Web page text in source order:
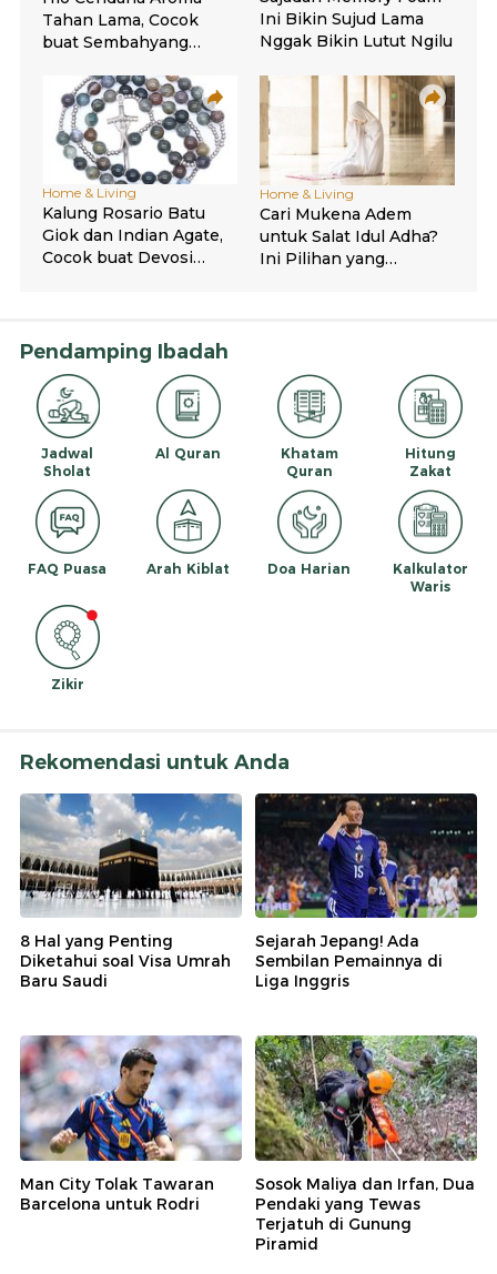
Pendamping Ibadah
Jadwal
Sholat
Al Quran
Khatam
Quran
Hitung
Zakat
FAQ Puasa Arah Kiblat Doa Harian
Kalkulator
Waris
Zikir
Rekomendasi untuk Anda
8 Hal yang Penting
Diketahui soal Visa Umrah
Baru Saudi
Sejarah Jepang! Ada
Sembilan Pemainnya di
Liga Inggris
Man City Tolak Tawaran
Barcelona untuk Rodri
Sosok Maliya dan Irfan, Dua
Pendaki yang Tewas
Terjatuh di Gunung
Piramid